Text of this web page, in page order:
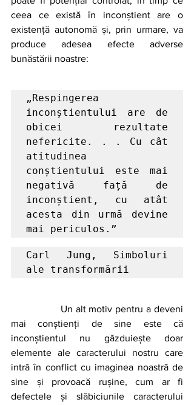
ceea ce există în inconștient are o
existență autonomă și, prin urmare, va
produce adesea efecte adverse
bunăstării noastre:
„Respingerea
inconștientului are de
obicei rezultate
nefericite. . . Cu cât
atitudinea
conștientului este mai
negativă față de
inconștient, cu atât
acesta din urmă devine
Carl Jung, Simboluri
ale transformării
mai conștienți de sine este că
inconștientul nu găzduiește doar
elemente ale caracterului nostru care
intră în conflict cu imaginea noastră de
sine și provoacă rușine, cum ar fi
defectele și slăbiciunile caracterului